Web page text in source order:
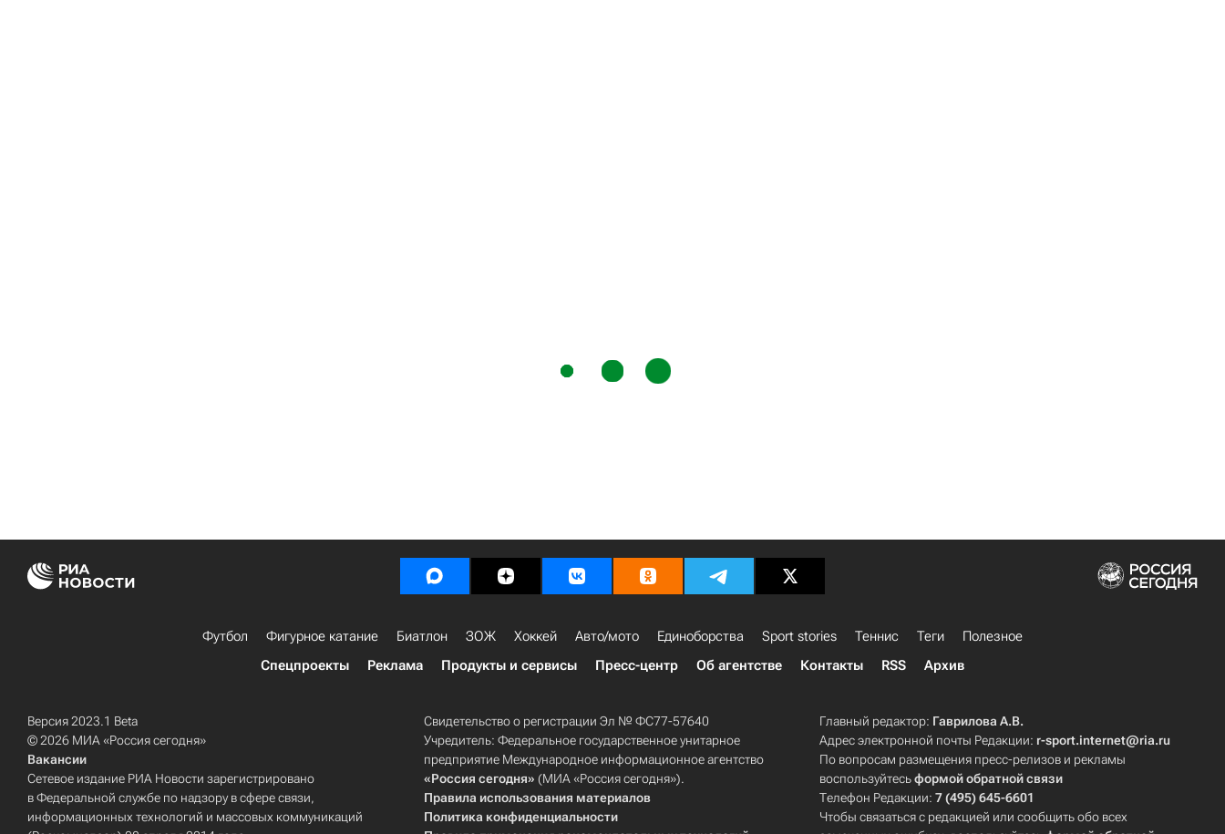
Футбол Фигурное катание Биатлон ЗОЖ Хоккей Авто/мото Единоборства Sport stories Теннис Теги
Полезное
Спецпроекты
Реклама Продукты и сервисы Пресс-центр Об агентстве Контакты RSS Архив
Версия 2023.1 Beta
© 2026 МИА «Россия сегодня»
Вакансии
Сетевое издание РИА Новости зарегистрировано
в Федеральной службе по надзору в сфере связи,
информационных технологий и массовых коммуникаций
Свидетельство о регистрации Эл № ФС77-57640
Учредитель: Федеральное государственное унитарное
предприятие Международное информационное агентство
«Россия сегодня» (МИА «Россия сегодня»).
Правила использования материалов
Политика конфиденциальности
Главный редактор: Гаврилова А.В.
Адрес электронной почты Редакции: r-sport.internet@ria.ru
По вопросам размещения пресс-релизов и рекламы
воспользуйтесьформой обратной связи
Телефон Редакции:7 (495) 645-6601
Чтобы связаться с редакцией или сообщить обо всех